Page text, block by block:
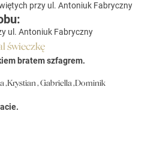
przy ul. Antoniuk Fabryczny
ul. Antoniuk Fabryczny
świeczkę
bratem szfagrem.
,Krystian , Gabriella ,Dominik